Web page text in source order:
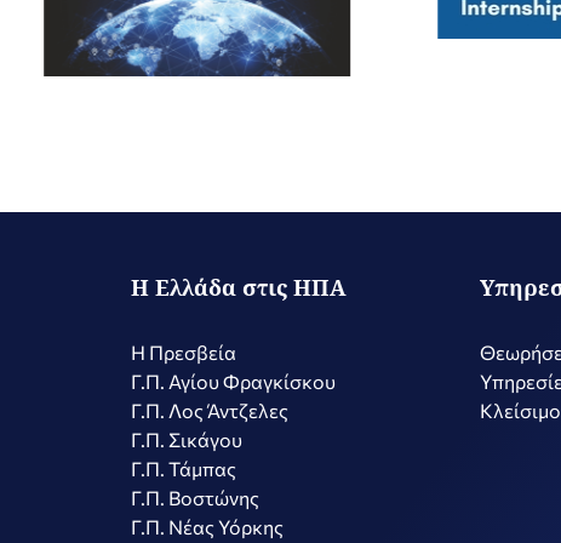
Η Ελλάδα στις ΗΠΑ
Η Πρεσβεία
Γ.Π. Αγίου Φραγκίσκου
Γ.Π. Λος Άντζελες
Γ.Π. Σικάγου
Γ.Π. Τάμπας
Γ.Π. Βοστώνης
Γ.Π. Νέας Υόρκης